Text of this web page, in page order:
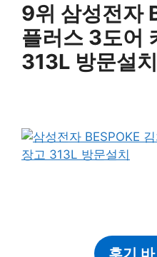
9위 삼성전자
플러스 3도어
313L 방문설치
후기